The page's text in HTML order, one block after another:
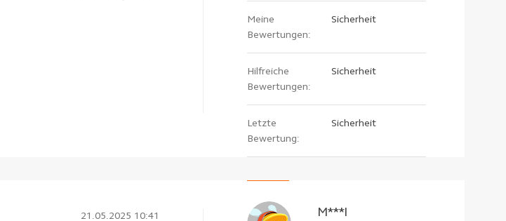
Meine
Bewertungen:
Sicherheit
Hilfreiche
Bewertungen:
Sicherheit
Letzte
Bewertung:
Sicherheit
21.05.2025 10:41
M***l